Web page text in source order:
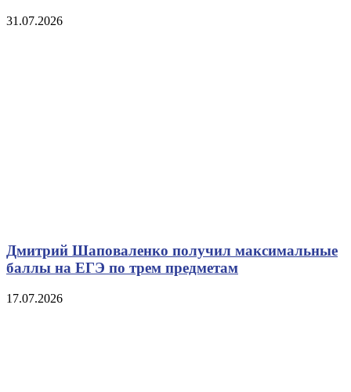
31.07.2026
Дмитрий Шаповаленко получил максимальные
баллы на ЕГЭ по трем предметам
17.07.2026